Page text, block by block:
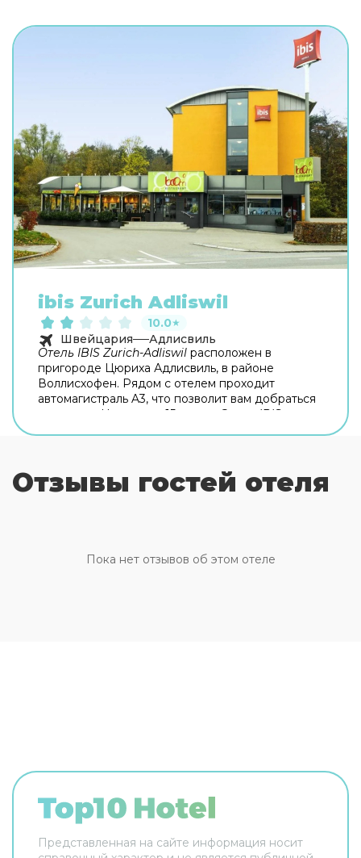
ibis Zurich Adliswil
10.0★
Швейцария
Адлисвиль
Отель IBIS Zurich-Adliswil расположен в
пригороде Цюриха Адлисвиль, в районе
Воллисхофен. Рядом с отелем проходит
автомагистраль A3, что позволит вам добраться
до центра Цюриха за 15 минут.
Отель IBIS
парад, а также цюрихский марафон. В отеле
имеется уютный
ресторан с открытой
К вашим услугам круглосуточная стойка
регистрации и бесплатная парковка. Номерной
Отзывы гостей отеля
Пока нет отзывов об этом отеле
Представленная на сайте информация носит